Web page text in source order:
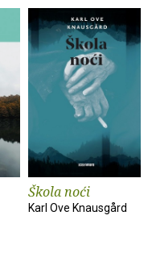
Škola noći
Karl Ove Knausgård